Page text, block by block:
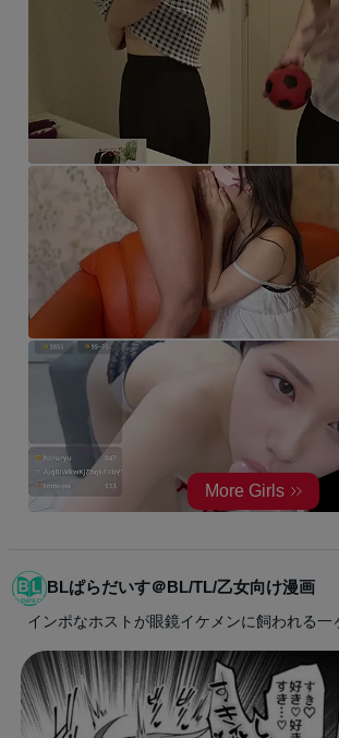
BLぱらだいす＠BL/TL/乙女向け漫画
インポなホストが眼鏡イケメンに飼われる一